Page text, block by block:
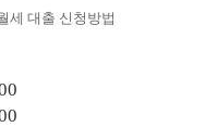
세 대출 신청방법